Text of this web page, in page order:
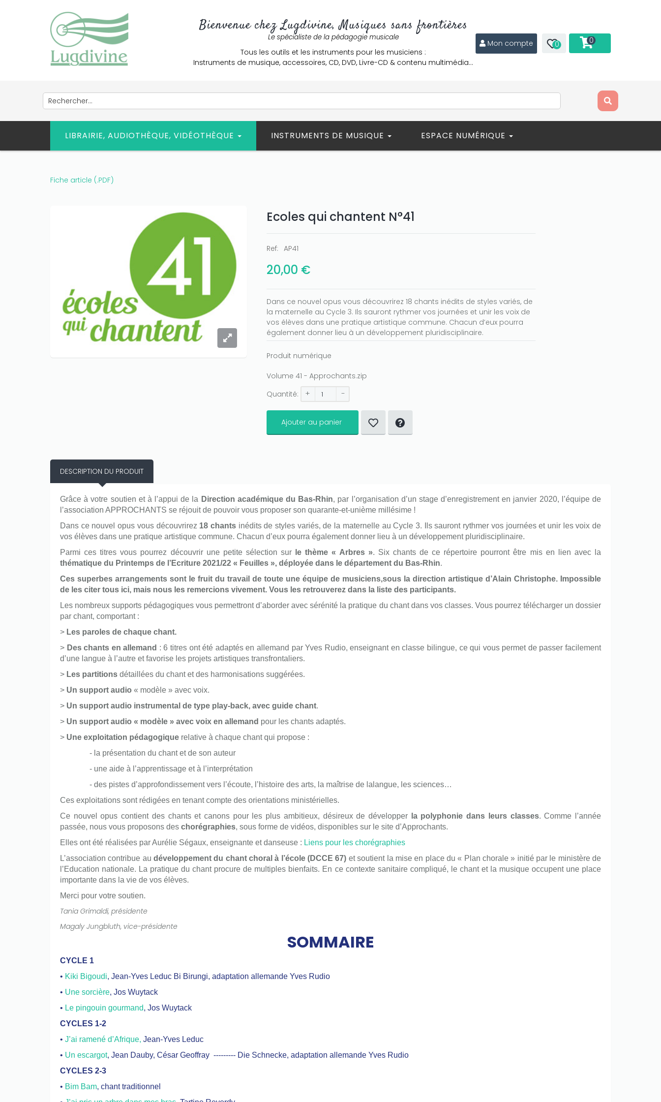
Bienvenue chez Lugdivine, Musiques sans frontières
Le spécialiste de la pédagogie musicale
Tous les outils et les instruments pour les musiciens :
Instruments de musique, accessoires, CD, DVD, Livre-CD & contenu multimédia…
Mon compte 0 0
LIBRAIRIE, AUDIOTHÈQUE, VIDÉOTHÈQUE INSTRUMENTS DE MUSIQUE ESPACE NUMÉRIQUE
Fiche article (.PDF)
Ecoles qui chantent N°41
Ref: AP41
20,00 €
Dans ce nouvel opus vous découvrirez 18 chants inédits de styles variés, de
la maternelle au Cycle 3. Ils sauront rythmer vos journées et unir les voix de
vos élèves dans une pratique artistique commune. Chacun d’eux pourra
également donner lieu à un développement pluridisciplinaire.
Produit numérique
Volume 41 - Approchants.zip
Quantité:
+ -
Ajouter au panier
DESCRIPTION DU PRODUIT
Grâce à votre soutien et à l’appui de la Direction académique du Bas-Rhin, par l’organisation d’un stage d’enregistrement en janvier 2020, l’équipe de
l’association APPROCHANTS se réjouit de pouvoir vous proposer son quarante-et-unième millésime !
Dans ce nouvel opus vous découvrirez 18 chantsinédits de styles variés, de la maternelle au Cycle 3. Ils sauront rythmer vos journées et unir les voix de
vos élèves dans une pratique artistique commune. Chacun d’eux pourra également donner lieu à un développement pluridisciplinaire.
Parmi ces titres vous pourrez découvrir une petite sélection sur
le thème « Arbres ». Six chants de ce répertoire pourront être mis en lien avec la
thématique du Printemps de l’Ecriture 2021/22 « Feuilles », déployée dans le département du Bas-Rhin.
Ces superbes arrangements sont le fruit du travail de toute une équipe de musiciens,sous la direction artistique d’Alain Christophe. Impossible
de les citer tous ici, mais nous les remercions vivement. Vous les retrouverez dans la liste des participants.
Les nombreux supports pédagogiques vous permettront d’aborder avec sérénité la pratique du chant dans vos classes. Vous pourrez télécharger un dossier
par chant, comportant :
> Les paroles de chaque chant.
> Des chants en allemand : 6 titres ont été adaptés en allemand par Yves Rudio, enseignant en classe bilingue, ce qui vous permet de passer facilement
d’une langue à l’autre et favorise les projets artistiques transfrontaliers.
> Les partitions détaillées du chant et des harmonisations suggérées.
> Un support audio « modèle » avec voix.
> Un support audio instrumental de type play-back, avec guide chant.
> Un support audio « modèle » avec voix en allemand pour les chants adaptés.
> Une exploitation pédagogique relative à chaque chant qui propose :
- la présentation du chant et de son auteur
- une aide à l’apprentissage et à l’interprétation
- des pistes d’approfondissement vers l’écoute, l’histoire des arts, la maîtrise de lalangue, les sciences…
Ces exploitations sont rédigées en tenant compte des orientations ministérielles.
Ce nouvel opus contient des chants et canons pour les plus ambitieux, désireux de développer
la polyphonie dans leurs classes. Comme l’année
passée, nous vous proposons des chorégraphies, sous forme de vidéos, disponibles sur le site d’Approchants.
Elles ont été réalisées par Aurélie Ségaux, enseignante et danseuse : Liens pour les chorégraphies
L’association contribue audéveloppement du chant choral à l’école (DCCE 67) et soutient la mise en place du « Plan chorale » initié par le ministère de
l’Education nationale. La pratique du chant procure de multiples bienfaits. En ce contexte sanitaire compliqué, le chant et la musique occupent une place
importante dans la vie de vos élèves.
Merci pour votre soutien.
Tania Grimaldi, présidente
Magaly Jungbluth, vice-présidente
SOMMAIRE
CYCLE 1
• Kiki Bigoudi, Jean-Yves Leduc Bi Birungi, adaptation allemande Yves Rudio
• Une sorcière, Jos Wuytack
• Le pingouin gourmand, Jos Wuytack
CYCLES 1-2
• J’ai ramené d’Afrique, Jean-Yves Leduc
• Un escargot, Jean Dauby, César Geoffray --------- Die Schnecke, adaptation allemande Yves Rudio
CYCLES 2-3
• Bim Bam, chant traditionnel
Only play atJoo casinoif you really
want to win a huge amount on your
credits!